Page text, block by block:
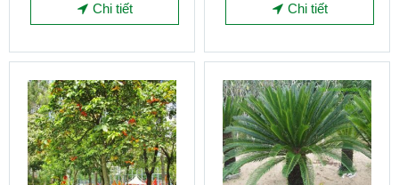
Chi tiết Chi tiết